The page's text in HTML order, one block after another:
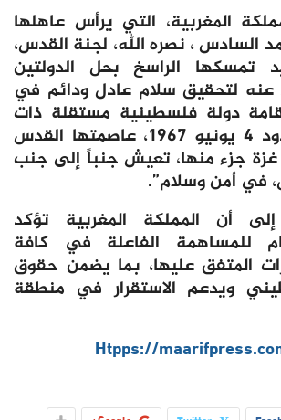
المغربية، التي يرأس عاهلها
السادس ، نصره الله، لجنة القدس،
تمسكها الراسخ بحل الدولتين
لتحقيق سلام عادل ودائم في
دولة فلسطينية مستقلة ذات
سيادة على حدود 4 يونيو 1967، عاصمتها القدس
جزء منها، تعيش جنباً إلى جنب
في أمن وسلام”.
أن المملكة المغربية تؤكد
للمساهمة الفاعلة في كافة
المتفق عليها، بما يضمن حقوق
ويدعم الاستقرار في منطقة
Htpps://